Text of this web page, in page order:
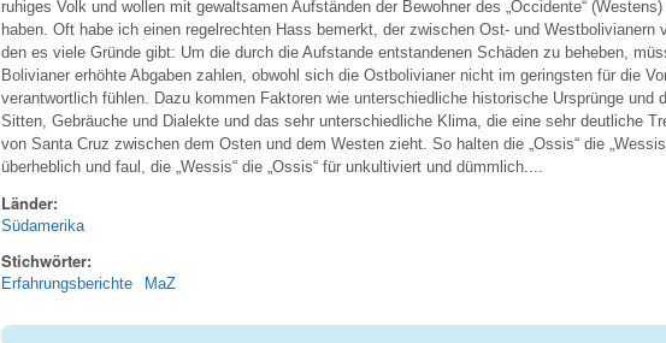
ruhiges Volk und wollen mit gewaltsamen Aufständen der Bewohner des „Occidente“
haben. Oft habe ich einen regelrechten Hass bemerkt, der zwischen Ost- und Westbolivianern
den es viele Gründe gibt: Um die durch die Aufstande entstandenen Schäden zu beheben,
Bolivianer erhöhte Abgaben zahlen, obwohl sich die Ostbolivianer nicht im geringsten für die
verantwortlich fühlen. Dazu kommen Faktoren wie unterschiedliche historische Ursprünge und
Sitten, Gebräuche und Dialekte und das sehr unterschiedliche Klima, die eine sehr deutliche
von Santa Cruz zwischen dem Osten und dem Westen zieht. So halten die „Ossis“ die
überheblich und faul, die „Wessis“ die „Ossis“ für unkultiviert und dümmlich....
Länder:
Südamerika
Stichwörter:
Erfahrungsberichte MaZ